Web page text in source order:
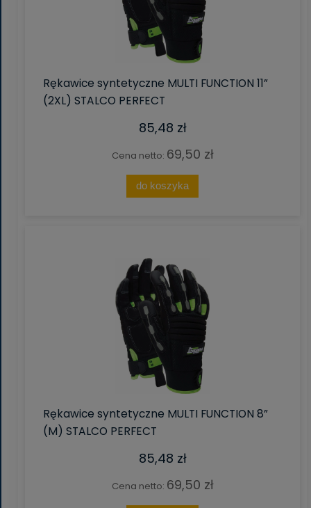
Rękawice syntetyczne MULTI FUNCTION 11”
(2XL) STALCO PERFECT
85,48 zł
Cena netto: 69,50 zł
do koszyka
Rękawice syntetyczne MULTI FUNCTION 8”
(M) STALCO PERFECT
85,48 zł
Cena netto: 69,50 zł